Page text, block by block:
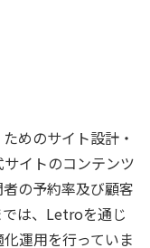
めのサイト設計・
イトのコンテンツ
の予約率及び顧客
は、Letroを通じ
運用を行っていま